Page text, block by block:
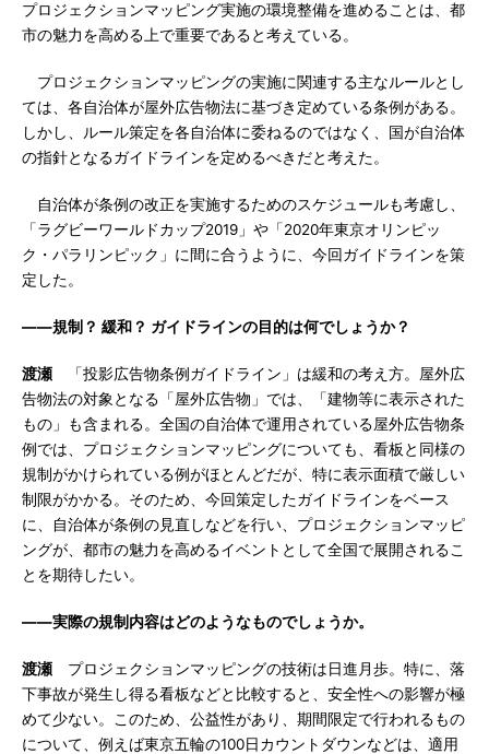
プロジェクションマッピング実施の環境整備を進めることは、都
市の魅力を高める上で重要であると考えている。
プロジェクションマッピングの実施に関連する主なルールとし
ては、各自治体が屋外広告物法に基づき定めている条例がある。
しかし、ルール策定を各自治体に委ねるのではなく、国が自治体
の指針となるガイドラインを定めるべきだと考えた。
自治体が条例の改正を実施するためのスケジュールも考慮し、
「ラグビーワールドカップ2019」や「2020年東京オリンピッ
ク・パラリンピック」に間に合うように、今回ガイドラインを策
定した。
――規制？ 緩和？ ガイドラインの目的は何でしょうか？
渡瀬 「投影広告物条例ガイドライン」は緩和の考え方。屋外広
告物法の対象となる「屋外広告物」では、「建物等に表示された
もの」も含まれる。全国の自治体で運用されている屋外広告物条
例では、プロジェクションマッピングについても、看板と同様の
規制がかけられている例がほとんどだが、特に表示面積で厳しい
制限がかかる。そのため、今回策定したガイドラインをベース
に、自治体が条例の見直しなどを行い、プロジェクションマッピ
ングが、都市の魅力を高めるイベントとして全国で展開されるこ
とを期待したい。
――実際の規制内容はどのようなものでしょうか。
渡瀬 プロジェクションマッピングの技術は日進月歩。特に、落
下事故が発生し得る看板などと比較すると、安全性への影響が極
めて少ない。このため、公益性があり、期間限定で行われるもの
について、例えば東京五輪の100日カウントダウンなどは、適用